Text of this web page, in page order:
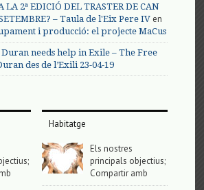
LA 2ª EDICIÓ DEL TRASTER DE CAN
– Taula de l'Eix Pere IV en
i producció: el projecte MaCus
needs help in Exile – The Free
des de l’Exili 23-04-19
Habitatge
Els nostres
principals objectius;
Compartir amb